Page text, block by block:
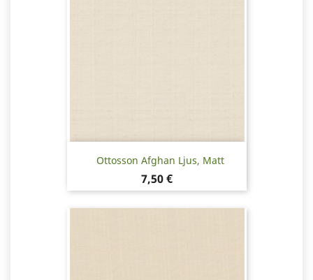
Ottosson Afghan Ljus, Matt
Pris
7,50 €